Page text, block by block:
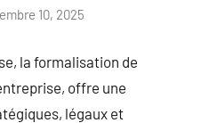
10, 2025
la formalisation de
offre une
légaux et